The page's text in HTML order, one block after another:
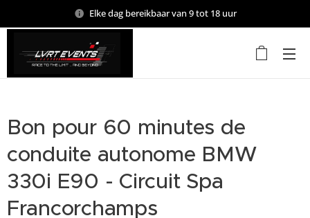
Elke dag bereikbaar van 9 tot 18 uur
Bon pour 60 minutes de
conduite autonome BMW
330i E90 - Circuit Spa
Francorchamps